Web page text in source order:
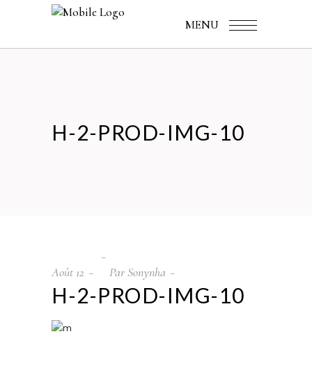
MENU
H-2-PROD-IMG-10
Août 12 Par Sonynha
H-2-PROD-IMG-10